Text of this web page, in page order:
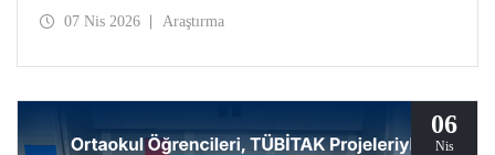
Destekleme Programı kapsamında desteklenmeye hak
07 Nis 2026 Araştırma
06
Nis